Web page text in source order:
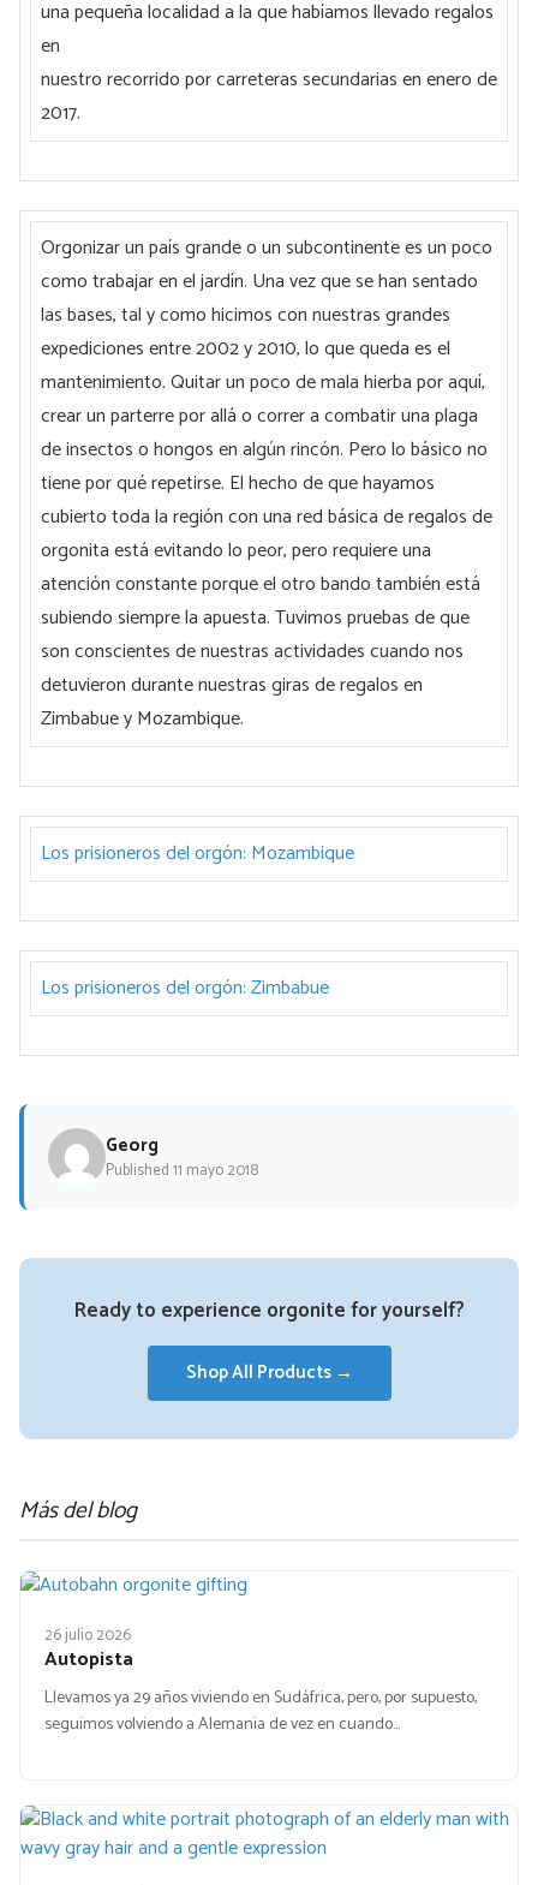
una pequeña localidad a la que habíamos llevado regalos
en
nuestro recorrido por carreteras secundarias en enero de
2017.
Orgonizar un país grande o un subcontinente es un poco
como trabajar en el jardín. Una vez que se han sentado
las bases, tal y como hicimos con nuestras grandes
expediciones entre 2002 y 2010, lo que queda es el
mantenimiento. Quitar un poco de mala hierba por aquí,
crear un parterre por allá o correr a combatir una plaga
de insectos o hongos en algún rincón. Pero lo básico no
tiene por qué repetirse. El hecho de que hayamos
cubierto toda la región con una red básica de regalos de
orgonita está evitando lo peor, pero requiere una
atención constante porque el otro bando también está
subiendo siempre la apuesta. Tuvimos pruebas de que
son conscientes de nuestras actividades cuando nos
detuvieron durante nuestras giras de regalos en
Zimbabue y Mozambique.
Los prisioneros del orgón: Mozambique
Los prisioneros del orgón: Zimbabue
Georg
Published 11 mayo 2018
Ready to experience orgonite for yourself?
Shop All Products →
Más del blog
26 julio 2026
Autopista
Llevamos ya 29 años viviendo en Sudáfrica, pero, por supuesto,
seguimos volviendo a Alemania de vez en cuando…